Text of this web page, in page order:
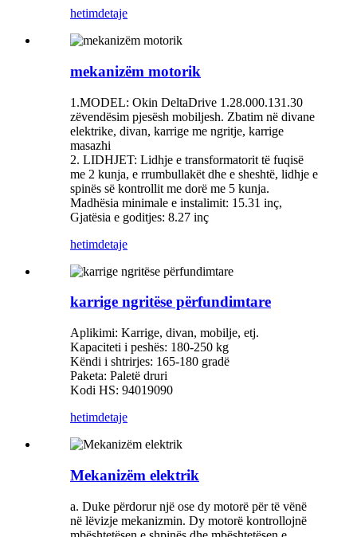
hetimdetaje
mekanizëm motorik
1.MODEL: Okin DeltaDrive 1.28.000.131.30
zëvendësim pjesësh mobiljesh. Zbatim në divane
elektrike, divan, karrige me ngritje, karrige
masazhi
2. LIDHJET: Lidhje e transformatorit të fuqisë
me 2 kunja, e rrumbullakët dhe e sheshtë, lidhje e
spinës së kontrollit me dorë me 5 kunja.
Madhësia minimale e instalimit: 15.31 inç,
Gjatësia e goditjes: 8.27 inç
hetimdetaje
karrige ngritëse përfundimtare
Aplikimi: Karrige, divan, mobilje, etj.
Kapaciteti i peshës: 180-250 kg
Këndi i shtrirjes: 165-180 gradë
Paketa: Paletë druri
Kodi HS: 94019090
hetimdetaje
Mekanizëm elektrik
a. Duke përdorur një ose dy motorë për të vënë
në lëvizje mekanizmin. Dy motorë kontrollojnë